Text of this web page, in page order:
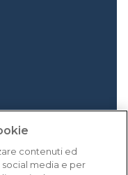
contenuti ed
media e per